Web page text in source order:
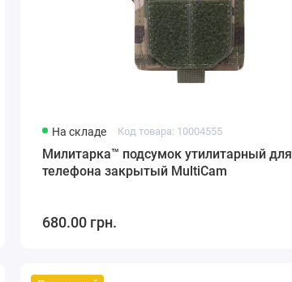
На складе Код товара: 10004555
Милитарка™ подсумок утилитарный для
телефона закрытый MultiCam
680.00 грн.